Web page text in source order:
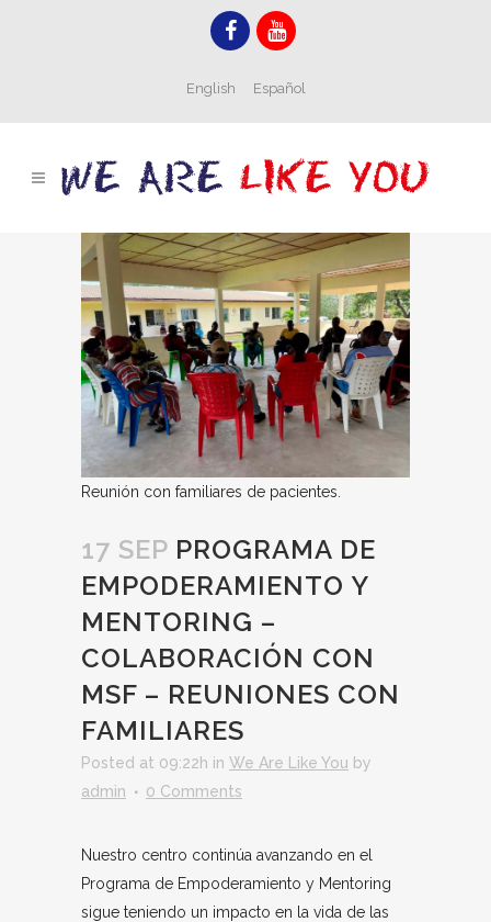
English Español
Reunión con familiares de pacientes.
17 SEP PROGRAMA DE
EMPODERAMIENTO Y
MENTORING –
COLABORACIÓN CON
MSF – REUNIONES CON
FAMILIARES
Posted at 09:22h in We Are Like You by
admin
0 Comments
Nuestro centro continúa avanzando en el
Programa de Empoderamiento y Mentoring
sigue teniendo un impacto en la vida de las